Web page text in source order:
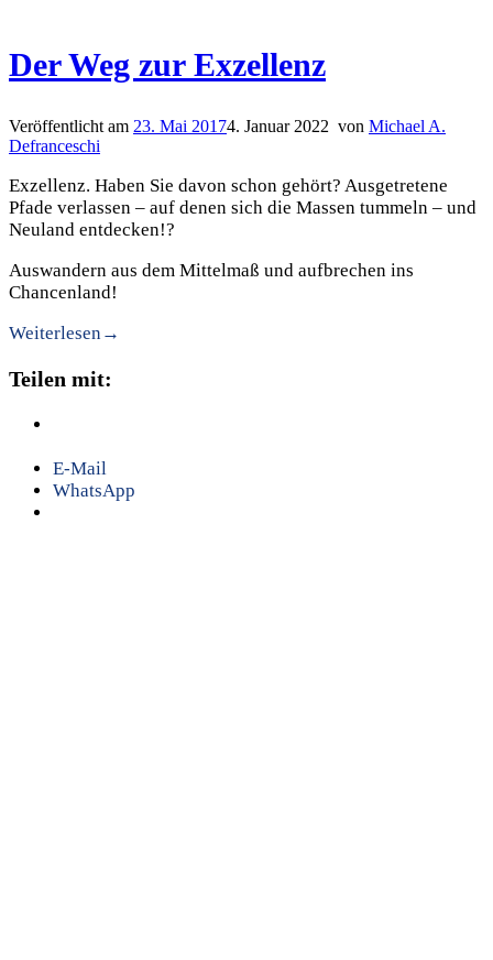
Der Weg zur Exzellenz
Veröffentlicht am 23. Mai 20174. Januar 2022 von Michael A.
Defranceschi
Exzellenz. Haben Sie davon schon gehört? Ausgetretene
Pfade verlassen – auf denen sich die Massen tummeln – und
Neuland entdecken!?
Auswandern aus dem Mittelmaß und aufbrechen ins
Chancenland!
Weiterlesen→
Teilen mit:
E-Mail
WhatsApp